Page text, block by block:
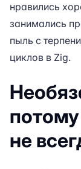
нравились
занимались
пыль с
циклов в Zig.
не